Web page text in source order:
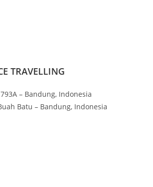
TRAVELLING
– Bandung, Indonesia
Batu – Bandung, Indonesia